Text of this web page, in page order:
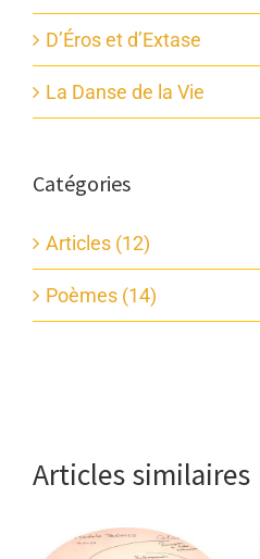
D’Éros et d’Extase
La Danse de la Vie
Catégories
Articles (12)
Poèmes (14)
Articles similaires